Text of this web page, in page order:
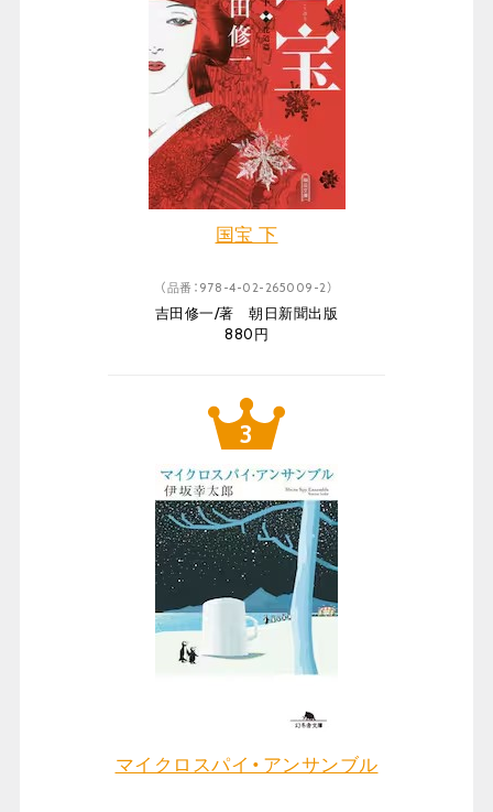
国宝 下
（品番：978-4-02-265009-2）
吉田修一/著 朝日新聞出版
880円
マイクロスパイ・アンサンブル